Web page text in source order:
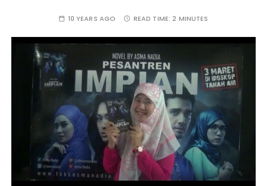
10 YEARS AGO READ TIME:2 MINUTES